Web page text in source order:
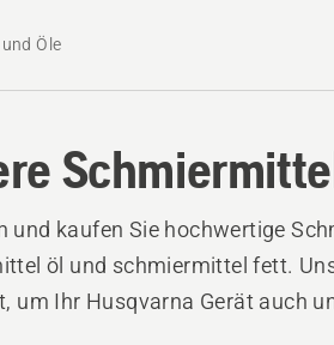
Öle
und kaufen Sie hochwertige
öl und schmiermittel fett.
um Ihr Husqvarna Gerät auch